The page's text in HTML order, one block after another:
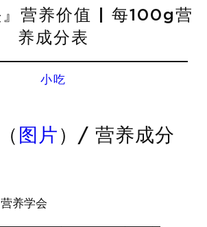
』营养价值 | 每100g营
养成分表
小吃
图片 ）/ 营养成分
养学会